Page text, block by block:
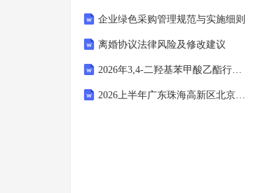
企业绿色采购管理规范与实施细则
离婚协议法律风险及修改建议
2026年3,4-二羟基苯甲酸乙酯行业分析报告及未来发展趋势报告
2026上半年广东珠海高新区北京理工大学附属实验学校招聘B系列教师24人考试参考试题及答案解析